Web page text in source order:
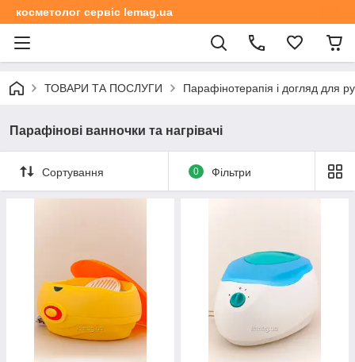
косметолог сервіс lemag.ua
ТОВАРИ ТА ПОСЛУГИ Парафінотерапія і догляд для
Парафінові ванночки та нагрівачі
Сортування 0 Фільтри